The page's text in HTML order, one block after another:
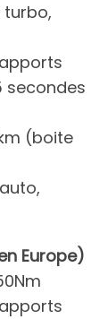
turbo,
secondes
(boite
Europe)